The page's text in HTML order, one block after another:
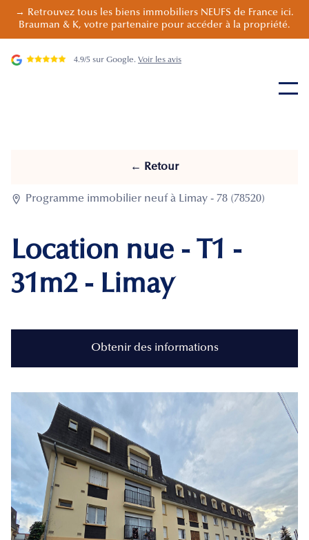
→ Retrouvez tous les biens immobiliers NEUFS de France ici.
Brauman & K, votre partenaire pour accéder à la propriété.
4.9/5 sur Google. Voir les avis
← Retour
 Programme immobilier neuf à Limay - 78 (78520)
Location nue - T1 -
31m2 - Limay
Obtenir des informations